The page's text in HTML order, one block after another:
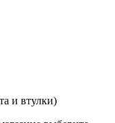
и втулки)